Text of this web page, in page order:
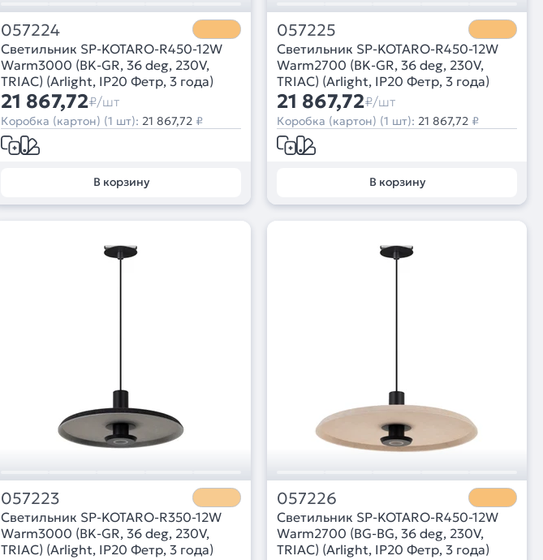
057224
Светильник SP-KOTARO-R450-12W
Warm3000 (BK-GR, 36 deg, 230V,
TRIAC) (Arlight, IP20 Фетр, 3 года)
21 867,72₽/шт
Коробка (картон) (1 шт): 21 867,72 ₽
В корзину
057225
Светильник SP-KOTARO-R450-12W
Warm2700 (BK-GR, 36 deg, 230V,
TRIAC) (Arlight, IP20 Фетр, 3 года)
21 867,72₽/шт
Коробка (картон) (1 шт): 21 867,72 ₽
В корзину
057223
Светильник SP-KOTARO-R350-12W
Warm3000 (BK-GR, 36 deg, 230V,
TRIAC) (Arlight, IP20 Фетр, 3 года)
057226
Светильник SP-KOTARO-R450-12W
Warm2700 (BG-BG, 36 deg, 230V,
TRIAC) (Arlight, IP20 Фетр, 3 года)